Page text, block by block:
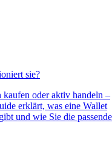
sie?
oder aktiv handeln –
erklärt, was eine Wallet
und wie Sie die passende